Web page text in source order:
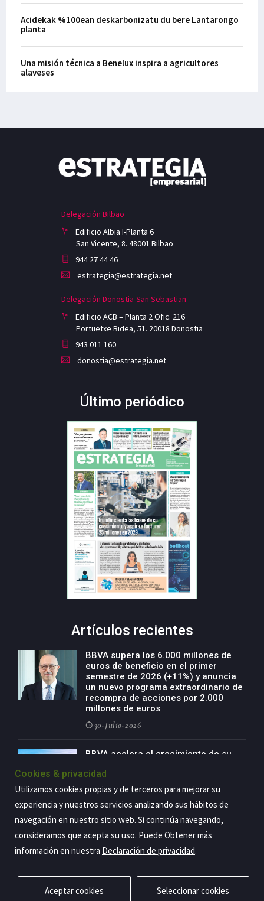
Acidekak %100ean deskarbonizatu du bere Lantarongo
planta
Una misión técnica a Benelux inspira a agricultores
alaveses
Delegación Bilbao
Edificio Albia I-Planta 6
San Vicente, 8. 48001 Bilbao
944 27 44 46
estrategia@estrategia.net
Delegación Donostia-San Sebastian
Edificio ACB – Planta 2 Ofic. 216
Portuetxe Bidea, 51. 20018 Donostia
943 011 160
donostia@estrategia.net
Último periódico
Artículos recientes
BBVA supera los 6.000 millones de
euros de beneficio en el primer
semestre de 2026 (+11%) y anuncia
un nuevo programa extraordinario de
recompra de acciones por 2.000
millones de euros
30-Julio-2026
BBVA acelera el crecimiento de su
de especialización presente en siete
países
29-Julio-2026
Copyright@2026 Estrategia Empresarial
Privacidad Aviso legal Política de cookies Contacto RSS
Cookies & privacidad
Utilizamos cookies propias y de terceros para mejorar su
experiencia y nuestros servicios analizando sus hábitos de
navegación en nuestro sitio web. Si continúa navegando,
consideramos que acepta su uso. Puede Obtener más
información en nuestra Declaración de privacidad.
Aceptar cookies Seleccionar cookies